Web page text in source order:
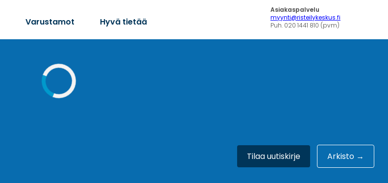
Varustamot Hyvä tietää
Asiakaspalvelu
myynti@risteilykeskus.fi
Puh. 020 1441 810 (pvm)
Tilaa uutiskirje Arkisto →